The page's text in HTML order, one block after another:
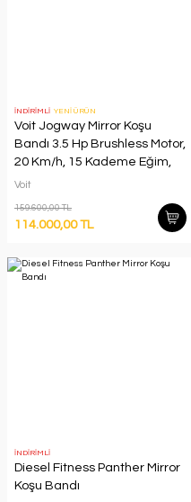
İNDİRİMLİ YENİ ÜRÜN
Voit Jogway Mirror Koşu
Bandı 3.5 Hp Brushless Motor,
20 Km/h, 15 Kademe Eğim,
15'' Ekran, Bluetooth
Voit
159.600,00 TL
114.000,00 TL
İNDİRİMLİ
Diesel Fitness Panther Mirror
Koşu Bandı